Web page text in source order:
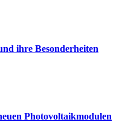
ihre Besonderheiten
Photovoltaikmodulen